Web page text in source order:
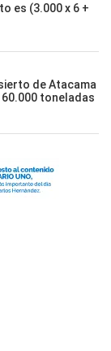
es (3.000 x 6 +
de Atacama
toneladas